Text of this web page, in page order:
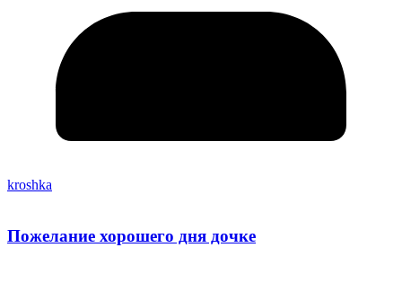
kroshka
Пожелание хорошего дня дочке